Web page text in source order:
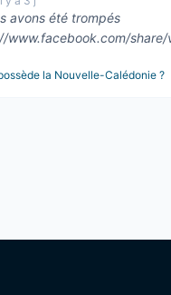
avons été trompés
www.facebook.com/share/
la Nouvelle-Calédonie ?